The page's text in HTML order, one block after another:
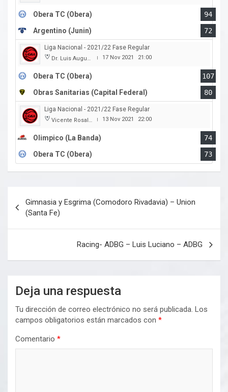
Obera TC (Obera)
94
Argentino (Junin)
72
Liga Nacional - 2021/22 Fase Regular
Dr. Luis Augusto Derna | 17 Nov 2021 21:00
Obera TC (Obera)
107
Obras Sanitarias (Capital Federal)
80
Liga Nacional - 2021/22 Fase Regular
Vicente Rosales | 13 Nov 2021 22:00
Olimpico (La Banda)
74
Obera TC (Obera)
73
de
entradas
Gimnasia y Esgrima (Comodoro Rivadavia) – Union
(Santa Fe)
Racing- ADBG – Luis Luciano – ADBG
Deja una respuesta
Tu dirección de correo electrónico no será publicada. Los
campos obligatorios están marcados con *
Comentario *